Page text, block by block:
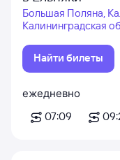
Большая Поляна,
Калининградская
Найти билеты
ежедневно
07:09